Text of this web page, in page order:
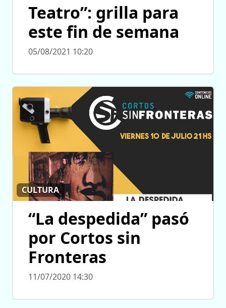
Teatro”: grilla para
este fin de semana
05/08/2021 10:20
CULTURA
“La despedida” pasó
por Cortos sin
Fronteras
11/07/2020 14:30